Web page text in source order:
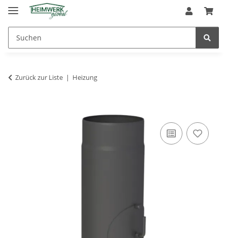
Zurück zur Liste Heizung